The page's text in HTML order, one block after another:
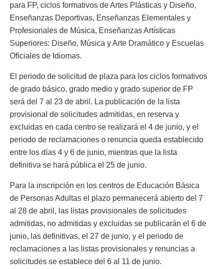
para FP, ciclos formativos de Artes Plásticas y Diseño,
Enseñanzas Deportivas, Enseñanzas Elementales y
Profesionales de Música, Enseñanzas Artísticas
Superiores: Diseño, Música y Arte Dramático y Escuelas
Oficiales de Idiomas.
El periodo de solicitud de plaza para los ciclos formativos
de grado básico, grado medio y grado superior de FP
será del 7 al 23 de abril. La publicación de la lista
provisional de solicitudes admitidas, en reserva y
excluidas en cada centro se realizará el 4 de junio, y el
periodo de reclamaciones o renuncia queda establecido
entre los días 4 y 6 de junio, mientras que la lista
definitiva se hará pública el 25 de junio.
Para la inscripción en los centros de Educación Básica
de Personas Adultas el plazo permanecerá abierto del 7
al 28 de abril, las listas provisionales de solicitudes
admitidas, no admitidas y excluidas se publicarán el 6 de
junio, las definitivas, el 27 de junio, y el periodo de
reclamaciones a las listas provisionales y renuncias a
solicitudes se establece del 6 al 11 de junio.